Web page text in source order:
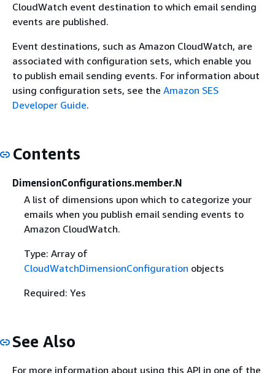
CloudWatch event destination to which email sending
events are published.
Event destinations, such as Amazon CloudWatch, are
associated with configuration sets, which enable you
to publish email sending events. For information about
using configuration sets, see the Amazon SES
Developer Guide.
Contents
DimensionConfigurations.member.N
A list of dimensions upon which to categorize your
emails when you publish email sending events to
Amazon CloudWatch.
Type: Array of
CloudWatchDimensionConfiguration objects
Required: Yes
See Also
For more information about using this API in one of the